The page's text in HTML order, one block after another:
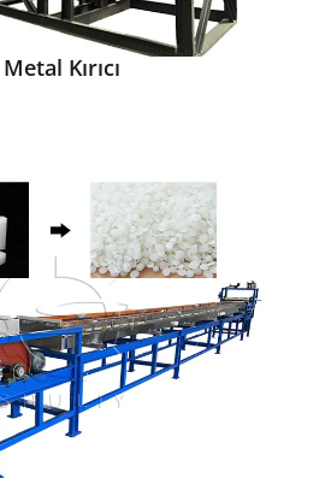
Metal Kırıcı